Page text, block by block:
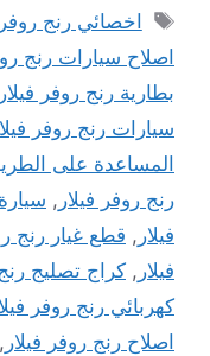
الوسوم
اخصائي رنج روفر
اصلاح سيارات رنج
بطارية رنج روفر فيلار
سيارات رنج روفر
المساعدة على
رنج روفر فيلار ,
فيلار , قطع غيار رنج
فيلار , كراج تصليج رنج
كهربائي رنج روفر
اصلاح رنج روفر فيلار ,